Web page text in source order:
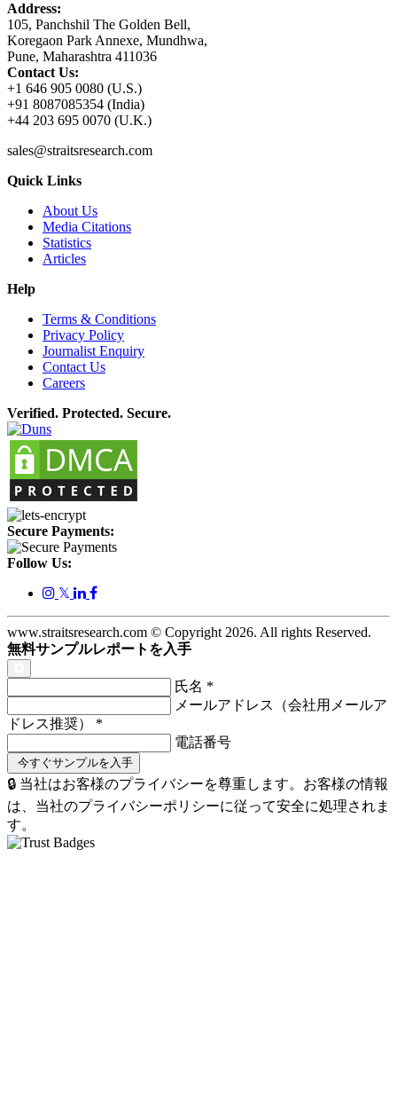
Address:
105, Panchshil The Golden Bell,
Koregaon Park Annexe, Mundhwa,
Pune, Maharashtra 411036
Contact Us:
+1 646 905 0080 (U.S.)
+91 8087085354 (India)
+44 203 695 0070 (U.K.)
sales@straitsresearch.com
Quick Links
About Us
Media Citations
Statistics
Articles
Help
Terms & Conditions
Privacy Policy
Journalist Enquiry
Contact Us
Careers
Verified. Protected. Secure.
Secure Payments:
Follow Us:
𝕏
www.straitsresearch.com © Copyright 2026. All rights Reserved.
無料サンプルレポートを入手
氏名 *
メールアドレス（会社用メールア
ドレス推奨） *
電話番号
🔒 当社はお客様のプライバシーを尊重します。お客様の情報
は、当社のプライバシーポリシーに従って安全に処理されま
す。